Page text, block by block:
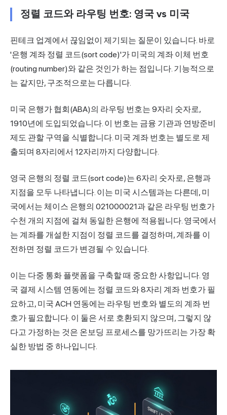
정렬 코드와 라우팅 번호: 영국 vs 미국
핀테크 업계에서 끊임없이 제기되는 질문이 있습니다. 바로
'은행 계좌 정렬 코드(sort code)'가 미국의 계좌 이체 번호
(routing number)와 같은 것인가 하는 점입니다. 기능적으로
는 같지만, 구조적으로는 다릅니다.
미국 은행가 협회(ABA)의 라우팅 번호는 9자리 숫자로,
1910년에 도입되었습니다. 이 번호는 금융 기관과 연방준비
제도 관할 구역을 식별합니다. 미국 계좌 번호는 별도로 제
출되며 8자리에서 12자리까지 다양합니다.
영국 은행의 정렬 코드(sort code)는 6자리 숫자로, 은행과
지점을 모두 나타냅니다. 이는 미국 시스템과는 다른데, 미
국에서는 체이스 은행의 021000021과 같은 라우팅 번호가
수천 개의 지점에 걸쳐 동일한 은행에 적용됩니다. 영국에서
는 계좌를 개설한 지점이 정렬 코드를 결정하며, 계좌를 이
전하면 정렬 코드가 변경될 수 있습니다.
이는 다중 통화 플랫폼을 구축할 때 중요한 사항입니다. 영
국 결제 시스템 연동에는 정렬 코드와 8자리 계좌 번호가 필
요하고, 미국 ACH 연동에는 라우팅 번호와 별도의 계좌 번
호가 필요합니다. 이 둘은 서로 호환되지 않으며, 그렇지 않
다고 가정하는 것은 온보딩 프로세스를 망가뜨리는 가장 확
실한 방법 중 하나입니다.